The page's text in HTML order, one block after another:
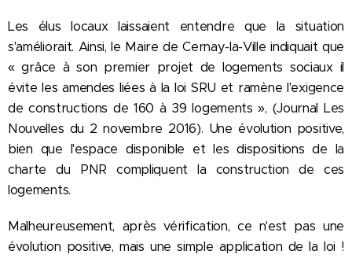
Les élus locaux laissaient entendre que la situation
s'améliorait. Ainsi, le Maire de Cernay-la-Ville indiquait que
« grâce à son premier projet de logements sociaux il
évite les amendes liées à la loi SRU et ramène l'exigence
de constructions de 160 à 39 logements », (Journal Les
Nouvelles du 2 novembre 2016). Une évolution positive,
bien que l'espace disponible et les dispositions de la
charte du PNR compliquent la construction de ces
logements.
Malheureusement, après vérification, ce n'est pas une
évolution positive, mais une simple application de la loi !